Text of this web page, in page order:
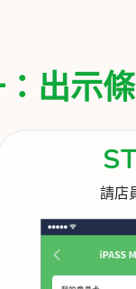
出示
請店